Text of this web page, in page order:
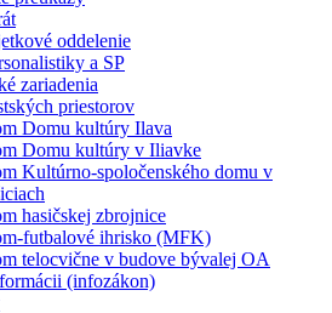
oddelenie
a SP
zariadenia
priestorov
Domu kultúry Ilava
Domu kultúry v Iliavke
Kultúrno-spoločenského domu v
hasičskej zbrojnice
futbalové ihrisko (MFK)
telocvične v budove bývalej OA
(infozákon)